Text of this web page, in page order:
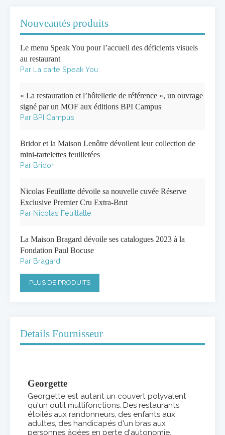
Nouveautés produits
Le menu Speak You pour l’accueil des déficients visuels
au restaurant
Par La carte Speak You
« La restauration et l’hôtellerie de référence », un ouvrage
signé par un MOF aux éditions BPI Campus
Par BPI Campus
Bridor et la Maison Lenôtre dévoilent leur collection de
mini-tartelettes feuilletées
Par Bridor
Nicolas Feuillatte dévoile sa nouvelle cuvée Réserve
Exclusive Premier Cru Extra-Brut
Par Nicolas Feuillatte
La Maison Bragard dévoile ses catalogues 2023 à la
Fondation Paul Bocuse
Par Bragard
PLUS DE PRODUITS
Details Fournisseur
Georgette
Georgette est autant un couvert polyvalent
qu'un outil multifonctions. Des restaurants
étoilés aux randonneurs, des enfants aux
adultes, des handicapés d'un bras aux
personnes âgées en perte d'autonomie,